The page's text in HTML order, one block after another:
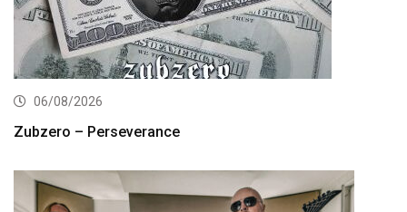
06/08/2026
Zubzero – Perseverance